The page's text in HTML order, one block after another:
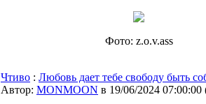
Фото: z.o.v.ass
Чтиво : Любовь дает тебе свободу быть
Автор: MONMOON в 19/06/2024 07:00:00